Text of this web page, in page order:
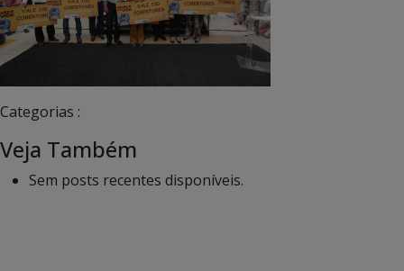
Categorias :
Veja Também
Sem posts recentes disponíveis.